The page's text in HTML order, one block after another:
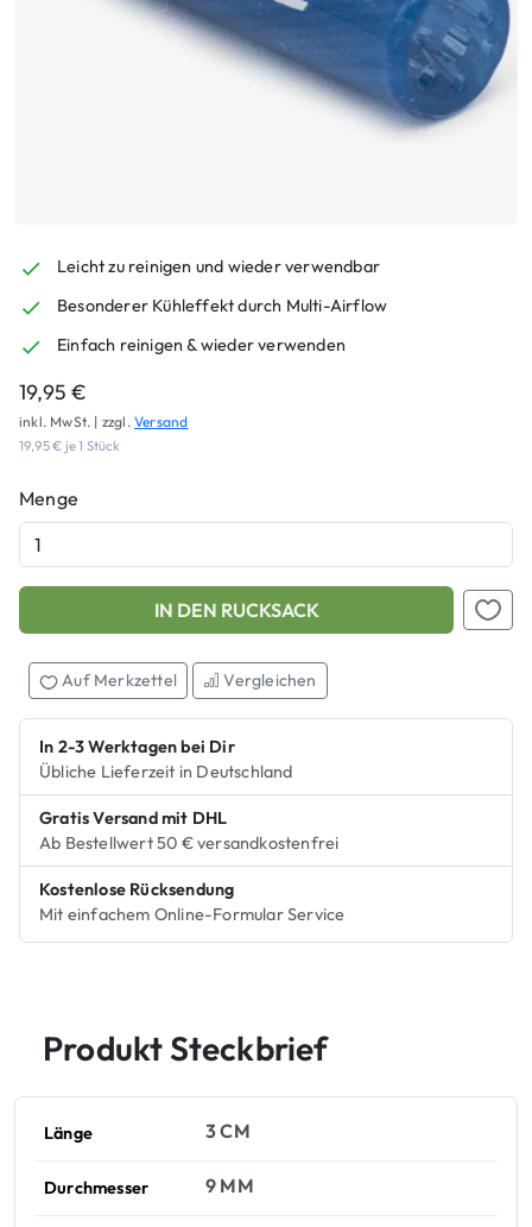
Leicht zu reinigen und wieder verwendbar
Besonderer Kühleffekt durch Multi-Airflow
Einfach reinigen & wieder verwenden
19,95€
inkl. MwSt. | zzgl. Versand
19,95€ je 1 Stück
Menge
IN DEN RUCKSACK
Add this product to your shopping cart
Auf
Auf Merkzettel Vergleichen
In 2-3 Werktagen bei Dir
Übliche Lieferzeit in Deutschland
Gratis Versand mit DHL
Ab Bestellwert 50 € versandkostenfrei
Kostenlose Rücksendung
Mit einfachem Online-Formular Service
Produkt Steckbrief
Länge 3 CM
Durchmesser 9 MM